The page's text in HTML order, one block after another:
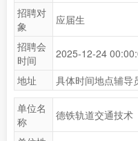
招聘对
象
应届生
招聘会
时间
2025-12-24
地址
具体时间地点辅导
单位名
称
德铁轨道交通技术